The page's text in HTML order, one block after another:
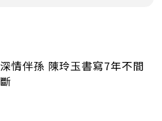
深情伴孫 陳玲玉書寫7年不間
斷